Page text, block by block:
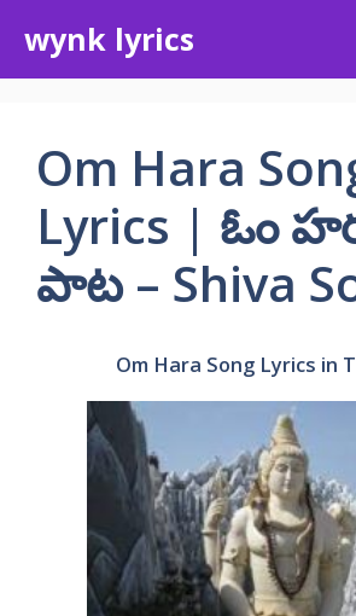
content
wynk lyrics
Om Hara
Lyrics | ఓం
పాట – Shiva
Om Hara Song Lyrics in